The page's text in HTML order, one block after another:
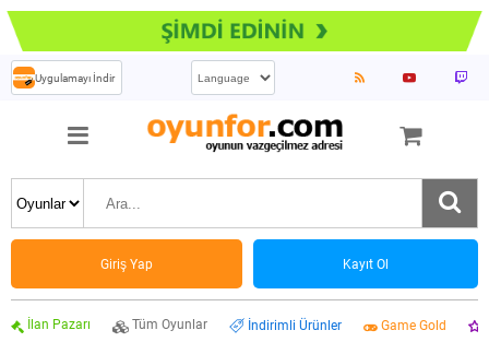
Uygulamayı İndir
Giriş Yap Kayıt Ol
İlan Pazarı Tüm Oyunlar İndirimli Ürünler Game Gold